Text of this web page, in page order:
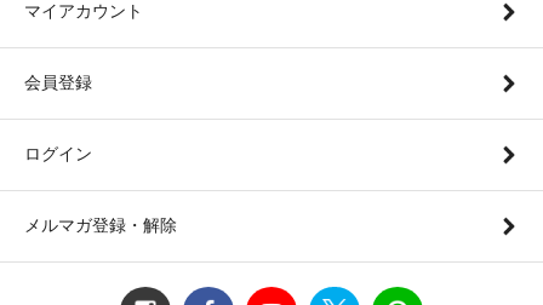
マイアカウント
会員登録
ログイン
メルマガ登録・解除